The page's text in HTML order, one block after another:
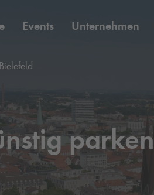
Events Unternehmen